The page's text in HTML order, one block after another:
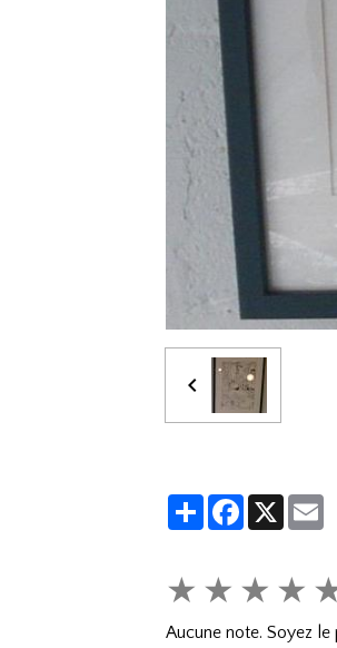
PartagerFacebook
X
★ ★ ★ ★
Aucune note. Soyez